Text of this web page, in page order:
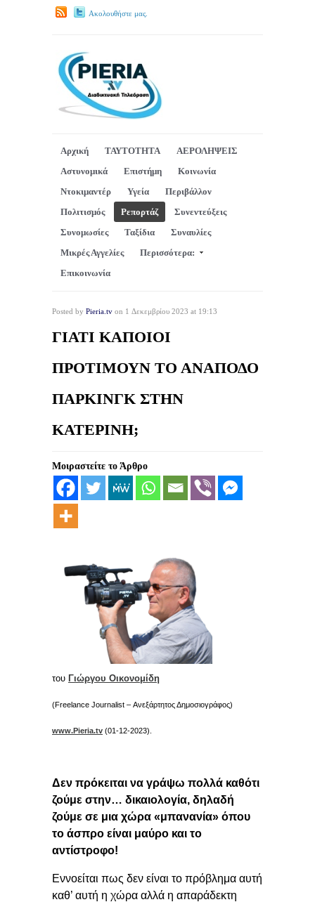
Ακολουθήστε μας.
Αρχική ΤΑΥΤΟΤΗΤΑ
ΑΕΡΟΛΗΨΕΙΣ
Αστυνομικά
Επιστήμη
Κοινωνία
Ντοκιμαντέρ
Υγεία
Περιβάλλον
Πολιτισμός
Ρεπορτάζ
Συνεντεύξεις
Συνομωσίες
Ταξίδια
Συναυλίες
Μικρές Αγγελίες
Περισσότερα:
Επικοινωνία
Posted by Pieria.tv on 1 Δεκεμβρίου 2023 at 19:13
ΓΙΑΤΙ ΚΑΠΟΙΟΙ
ΠΡΟΤΙΜΟΥΝ ΤΟ ΑΝΑΠΟΔΟ
ΠΑΡΚΙΝΓΚ ΣΤΗΝ
ΚΑΤΕΡΙΝΗ;
Μοιραστείτε το Άρθρο
του Γιώργου Οικονομίδη
(Freelance Journalist – Ανεξάρτητος Δημοσιογράφος)
www.Pieria.tv (01-12-2023).
Δεν πρόκειται να γράψω πολλά καθότι
ζούμε στην… δικαιολογία, δηλαδή
ζούμε σε μια χώρα «μπανανία» όπου
το άσπρο είναι μαύρο και το
αντίστροφο!
Εννοείται πως δεν είναι το πρόβλημα αυτή
καθ’ αυτή η χώρα αλλά η απαράδεκτη